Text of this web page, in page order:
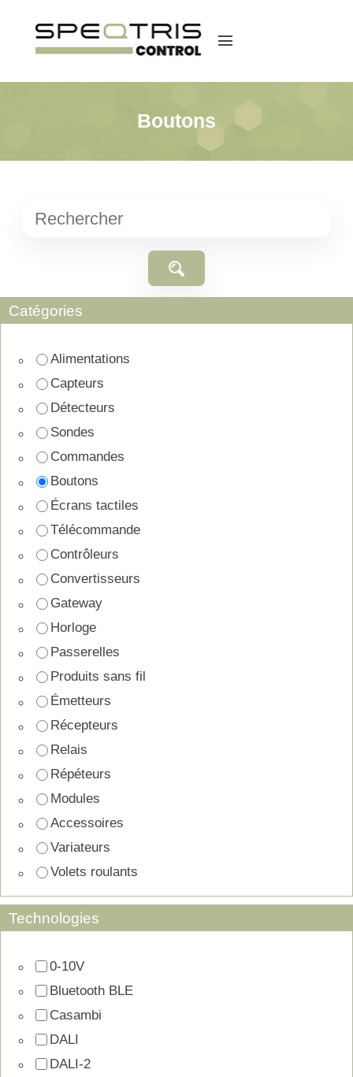
menu
Boutons
Catégories
Alimentations
Capteurs
Détecteurs
Sondes
Commandes
Boutons
Écrans tactiles
Télécommande
Contrôleurs
Convertisseurs
Gateway
Horloge
Passerelles
Produits sans fil
Émetteurs
Récepteurs
Relais
Répéteurs
Modules
Accessoires
Variateurs
Volets roulants
Technologies
0-10V
Bluetooth BLE
Casambi
DALI
DALI-2